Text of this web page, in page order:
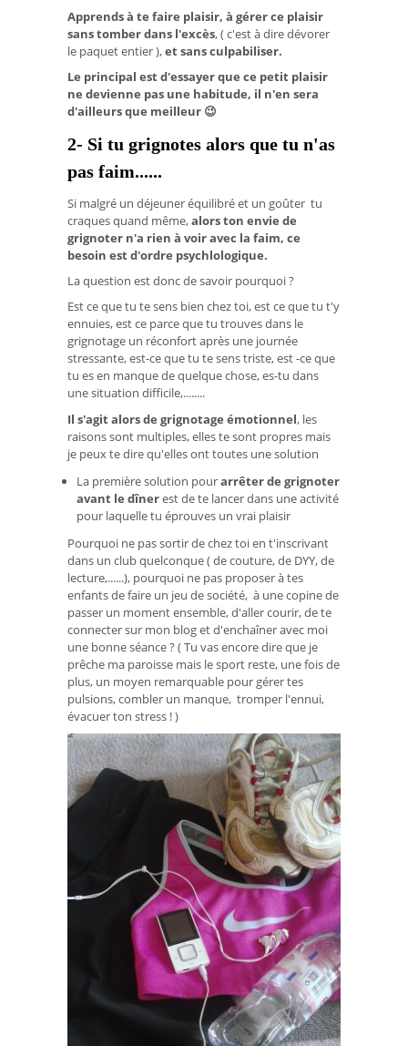
Apprends à te faire plaisir, à gérer ce plaisir
sans tomber dans l'excès, ( c'est à dire dévorer
le paquet entier ),et sans culpabiliser.
Le principal est d'essayer que ce petit plaisir
ne devienne pas une habitude, il n'en sera
d'ailleurs que meilleur 😉
2- Si tu grignotes alors que tu n'as
pas faim......
Si malgré un déjeuner équilibré et un goûter tu
craques quand même,alors ton envie de
grignoter n'a rien à voir avec la faim, ce
besoin est d'ordre psychlologique.
La question est donc de savoir pourquoi ?
Est ce que tu te sens bien chez toi, est ce que tu t'y
ennuies, est ce parce que tu trouves dans le
grignotage un réconfort après une journée
stressante, est-ce que tu te sens triste, est -ce que
tu es en manque de quelque chose, es-tu dans
une situation difficile,........
Il s'agit alors de grignotage émotionnel, les
raisons sont multiples, elles te sont propres mais
je peux te dire qu'elles ont toutes une solution
La première solution pourarrêter de grignoter
avant le dînerest de te lancer dans une activité
pour laquelle tu éprouves un vrai plaisir
Pourquoi ne pas sortir de chez toi en t'inscrivant
dans un club quelconque ( de couture, de DYY, de
lecture,......), pourquoi ne pas proposer à tes
enfants de faire un jeu de société, à une copine de
passer un moment ensemble, d'aller courir, de te
connecter sur mon blog et d'enchaîner avec moi
une bonne séance ? ( Tu vas encore dire que je
prêche ma paroisse mais le sport reste, une fois de
plus, un moyen remarquable pour gérer tes
pulsions, combler un manque, tromper l'ennui,
évacuer ton stress ! )